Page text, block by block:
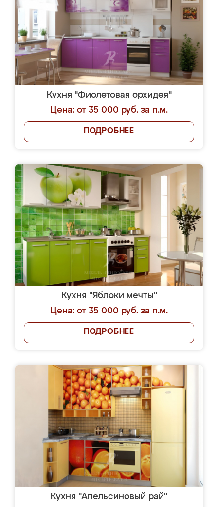
Кухня "Фиолетовая орхидея"
Цена: от 35 000 руб. за п.м.
ПОДРОБНЕЕ
Кухня "Яблоки мечты"
Цена: от 35 000 руб. за п.м.
ПОДРОБНЕЕ
Кухня "Апельсиновый рай"